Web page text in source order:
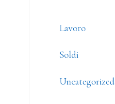
Lavoro
Soldi
Uncategorized